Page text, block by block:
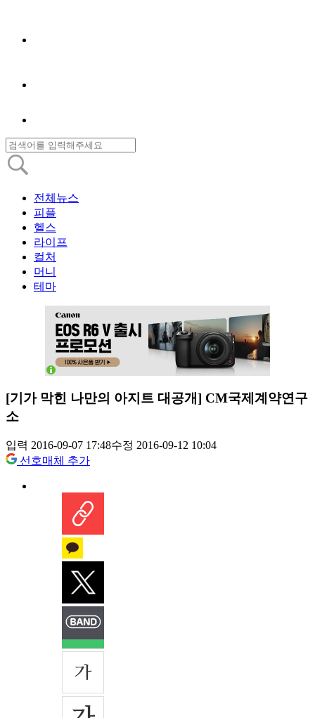
전체뉴스
피플
헬스
라이프
컬처
머니
테마
[기가 막힌 나만의 아지트 대공개] CM국제계약연구
소
입력 2016-09-07 17:48수정 2016-09-12 10:04
선호매체 추가